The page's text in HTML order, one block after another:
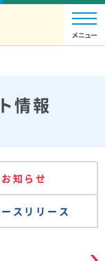
情報
お知らせ
スリリース